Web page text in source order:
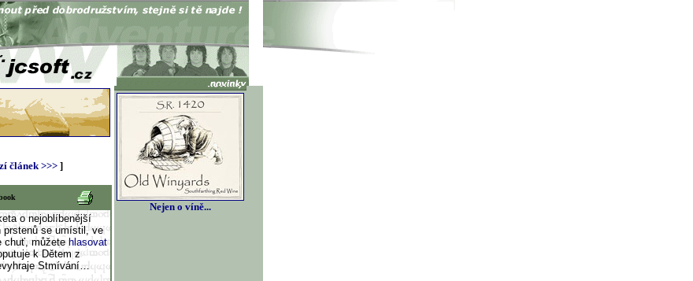
článek >>> ]
o nejoblíbenější
prstenů se umístil, ve
chuť, můžetehlasovat
k Dětem z
Stmívání…
Nejen o víně...